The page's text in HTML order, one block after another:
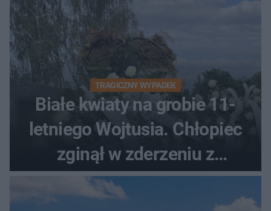
TRAGICZNY WYPADEK
Białe kwiaty na grobie 11-
letniego Wojtusia. Chłopiec
zginął w zderzeniu z
kombajnem